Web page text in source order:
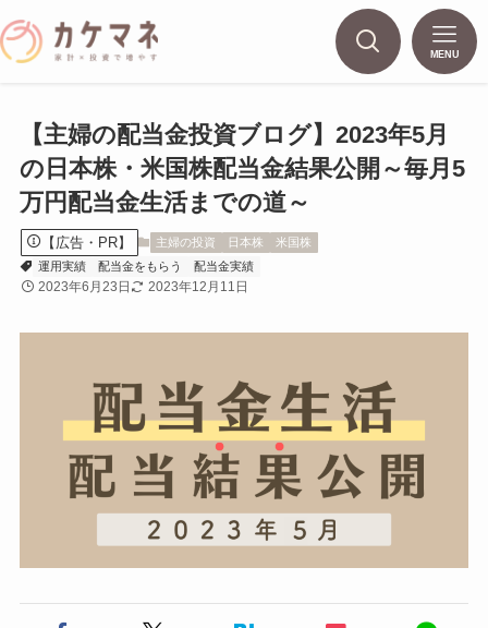
MENU
【主婦の配当金投資ブログ】2023年5月
の日本株・米国株配当金結果公開～毎月5
万円配当金生活までの道～
【広告・PR】 主婦の投資 日本株
米国株
運用実績
配当金をもらう 配当金実績
2023年6月23日 2023年12月11日